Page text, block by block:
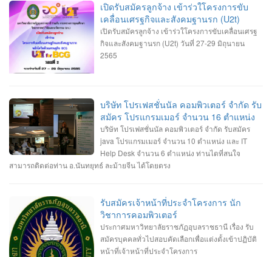
เปิดรับสมัครลูกจ้าง เข้าร่วใโครงการขับ
เคลื่อนเศรฐกิจและสังคมฐานรก (U2t)
เปิดรับสมัครลูกจ้าง เข้าร่วใโครงการขับเคลื่อนเศรฐ
กิจและสังคมฐานรก (U2t) วันที่ 27-29 มิถุนายน
2565
บริษัท โปรเฟสชั่นนัล คอมพิวเตอร์ จำกัด รับ
สมัคร โปรแกรมเมอร์ จำนวน 16 ตำแหน่ง
บริษัท โปรเฟสชั่นนัล คอมพิวเตอร์ จำกัด รับสมัคร
java โปรแกรมเมอร์ จำนวน 10 ตำแหน่ง และ IT
Help Desk จำนวน 6 ตำแหน่ง ท่านไดที่สนใจ
สามารถติดต่อท่าน อ.นันทยุทธ์ ละม้ายจีน ได้โดยตรง
รับสมัครเจ้าหน้าที่ประจำโครงการ นัก
วิชาการคอมพิวเตอร์
ประกาศมหาวิทยาลัยราชภัฏอุบลราชธานี เรื่อง รับ
สมัครบุคคลทั่วไปสอบคัดเลือกเพื่อแต่งตั้งเข้าปฏิบัติ
หน้าที่เจ้าหน้าที่ประจำโครงการ